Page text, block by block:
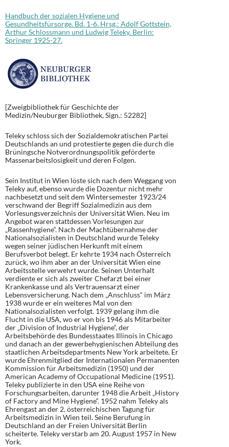
Handbuch der sozialen Hygiene und
Gesundheitsfürsorge. Bd. 1-6. Hrsg.: Adolf Gottstein,
Arthur Schlossmann und Ludwig Teleky. Berlin:
Springer 1925-27.
[Zweigbibliothek für Geschichte der
Medizin/Neuburger Bibliothek, Sign.: 52282]
Teleky schloss sich der Sozialdemokratischen Partei
Deutschlands an und protestierte gegen die durch die
Brüningsche Notverordnungspolitik geförderte
Massenarbeitslosigkeit und deren Folgen.
Sein Institut in Wien löste sich nach dem Weggang von
Teleky auf, ebenso wurde die Dozentur nicht mehr
nachbesetzt und seit dem Wintersemester 1923/24
verschwand der Begriff Sozialmedizin aus dem
Vorlesungsverzeichnis der Universität Wien. Neu im
Angebot waren stattdessen Vorlesungen zur
„Rassenhygiene“. Nach der Machtübernahme der
Nationalsozialisten in Deutschland wurde Teleky
wegen seiner jüdischen Herkunft mit einem
Berufsverbot belegt. Er kehrte 1934 nach Österreich
zurück, wo ihm aber an der Universität Wien eine
Arbeitsstelle verwehrt wurde. Seinen Unterhalt
verdiente er sich als zweiter Chefarzt bei einer
Krankenkasse und als Vertrauensarzt einer
Lebensversicherung. Nach dem „Anschluss“ im März
1938 wurde er ein weiteres Mal von den
Nationalsozialisten verfolgt. 1939 gelang ihm die
Flucht in die USA, wo er von bis 1946 als Mitarbeiter
der „Division of Industrial Hygiene“, der
Arbeitsbehörde des Bundesstaates Illinois in Chicago
und danach an der gewerbehygienischen Abteilung des
staatlichen Arbeitsdepartments New York arbeitete. Er
wurde Ehrenmitglied der Internationalen Permanenten
Kommission für Arbeitsmedizin (1950) und der
American Academy of Occupational Medicine (1951).
Teleky publizierte in den USA eine Reihe von
Forschungsarbeiten, darunter 1948 die Arbeit „History
of Factory and Mine Hygiene“. 1952 nahm Teleky als
Ehrengast an der 2. österreichischen Tagung für
Arbeitsmedizin in Wien teil. Seine Berufung in
Deutschland an der Freien Universität Berlin
scheiterte. Teleky verstarb am 20. August 1957 in New
York.